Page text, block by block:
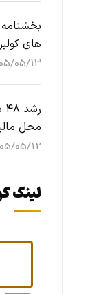
های
05/13
محل
05/12
لینک